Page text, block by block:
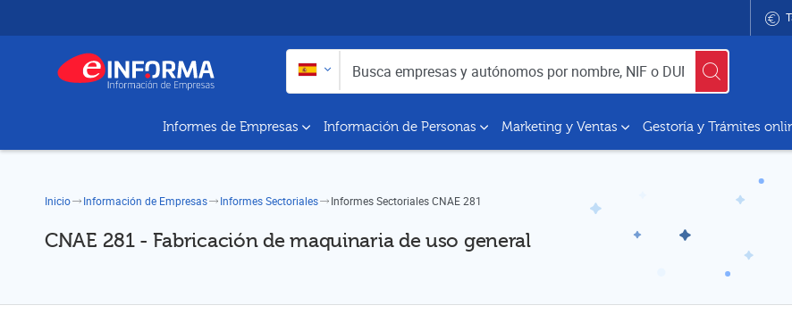
Informes de Empresas Información de Personas Marketing y Ventas Gestoría y Trámites
Inicio Información de Empresas Informes Sectoriales Informes Sectoriales CNAE 281
CNAE 281 - Fabricación de maquinaria de uso general